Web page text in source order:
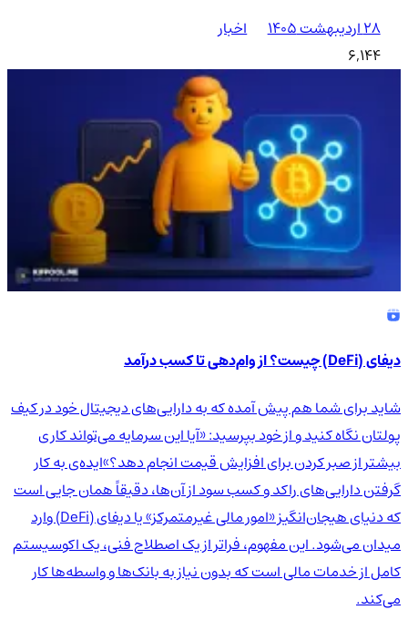
۲۸ اردیبهشت ۱۴۰۵
اخبار
6,144
دیفای (DeFi) چیست؟ از وام‌دهی تا کسب درآمد
شاید برای شما هم پیش آمده که به دارایی‌های دیجیتال خود در کیف
پولتان نگاه کنید و از خود بپرسید: «آیا این سرمایه می‌تواند کاری
بیشتر از صبر کردن برای افزایش قیمت انجام دهد؟»ایده‌ی به کار
گرفتن دارایی‌های راکد و کسب سود از آن‌ها، دقیقاً همان جایی است
که دنیای هیجان‌انگیز «امور مالی غیرمتمرکز» یا دیفای (DeFi) وارد
میدان می‌شود. این مفهوم، فراتر از یک اصطلاح فنی، یک اکوسیستم
کامل از خدمات مالی است که بدون نیاز به بانک‌ها و واسطه‌ها کار
می‌کند.